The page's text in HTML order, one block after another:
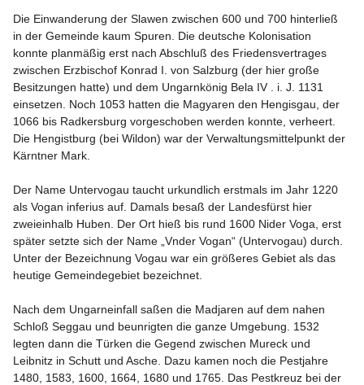
Die Einwanderung der Slawen zwischen 600 und 700 hinterließ
in der Gemeinde kaum Spuren. Die deutsche Kolonisation
konnte planmäßig erst nach Abschluß des Friedensvertrages
zwischen Erzbischof Konrad I. von Salzburg (der hier große
Besitzungen hatte) und dem Ungarnkönig Bela IV . i. J. 1131
einsetzen. Noch 1053 hatten die Magyaren den Hengisgau, der
1066 bis Radkersburg vorgeschoben werden konnte, verheert.
Die Hengistburg (bei Wildon) war der Verwaltungsmittelpunkt der
Kärntner Mark.
Der Name Untervogau taucht urkundlich erstmals im Jahr 1220
als Vogan inferius auf. Damals besaß der Landesfürst hier
zweieinhalb Huben. Der Ort hieß bis rund 1600 Nider Voga, erst
später setzte sich der Name „Vnder Vogan“ (Untervogau) durch.
Unter der Bezeichnung Vogau war ein größeres Gebiet als das
heutige Gemeindegebiet bezeichnet.
Nach dem Ungarneinfall saßen die Madjaren auf dem nahen
Schloß Seggau und beunrigten die ganze Umgebung. 1532
legten dann die Türken die Gegend zwischen Mureck und
Leibnitz in Schutt und Asche. Dazu kamen noch die Pestjahre
1480, 1583, 1600, 1664, 1680 und 1765. Das Pestkreuz bei der